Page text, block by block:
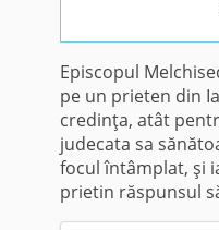
Episcopul
pe un prieten din
credinţa, atât
judecata sa
focul întâmplat, şi
prietin răspunsul